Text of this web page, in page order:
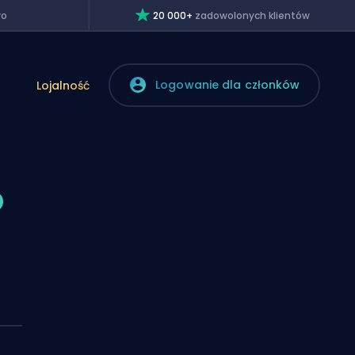
20 000+ zadowolonych klientów
Lojalność Logowanie dla członków